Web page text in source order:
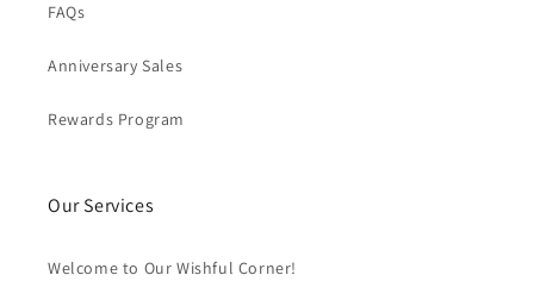
FAQs
Anniversary Sales
Rewards Program
Our Services
Welcome to Our Wishful Corner!